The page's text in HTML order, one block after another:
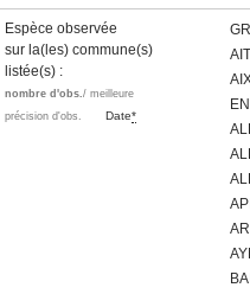
Espèce observée
sur la(les) commune(s)
listée(s) :
nombre d'obs./ meilleure
précision d'obs.
Date*